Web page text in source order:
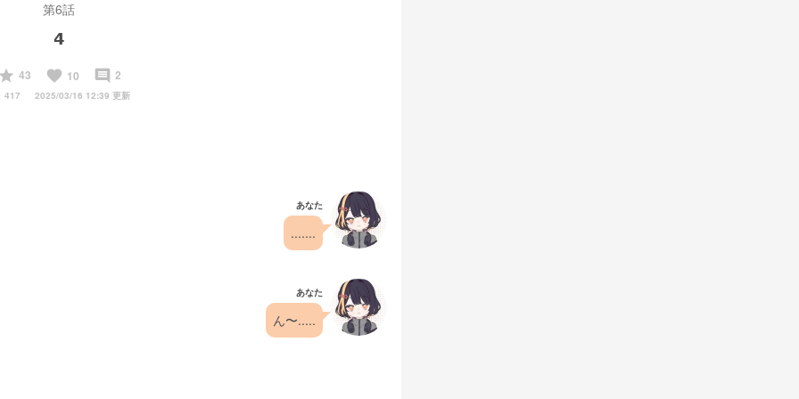
第6話
𝟰
start
43 favorite 10 insert_comment 2
417 2025/03/16 12:39 更新
あなた
.......
あなた
ん〜.....